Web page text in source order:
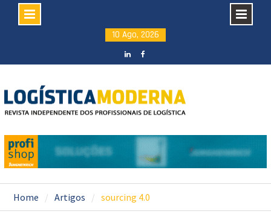
content
10 Ago, 2026
Home Artigos sourcing 4.0